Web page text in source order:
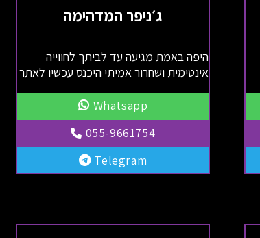
ג׳ניפר המדהימה
היפה באמת מגיעה עד לביתך לחווייה
אינטימית ושחרור אמיתי היכנס עכשיו לאתר
Whatsapp
055-9661754
Telegram